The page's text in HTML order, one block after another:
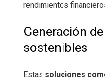
rendimientos
Generación
sostenibles
Estas soluciones